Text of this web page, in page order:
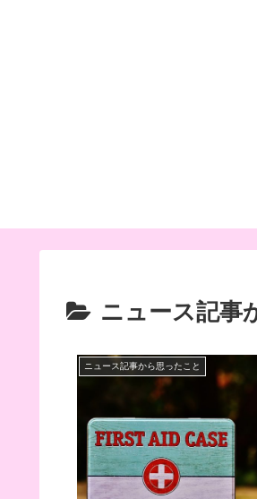
ニュース記事
ニュース記事から思ったこと